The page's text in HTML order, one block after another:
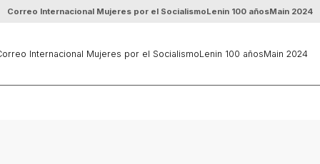
Correo Internacional Mujeres por el SocialismoLenin 100 añosMain 2024
Internacional Mujeres por el SocialismoLenin 100 añosMain 2024